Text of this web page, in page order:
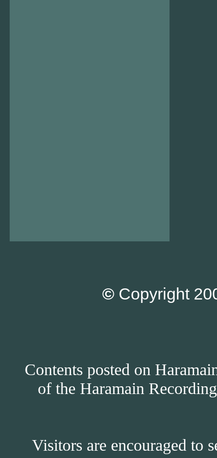
© Copyright
Contents posted on
of the Haramain
Visitors are encouraged to